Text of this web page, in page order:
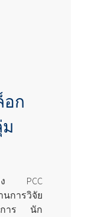
ก
ง PCC
นการวิจัย
การ นัก